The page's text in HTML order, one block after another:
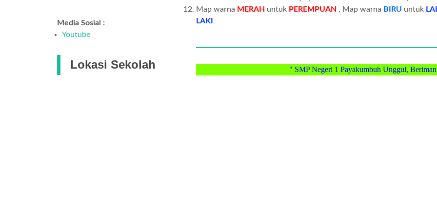
Media Sosial :
Youtube
Lokasi Sekolah
Map warna MERAH untuk PEREMPUAN , Map warna BIRU untuk
LAKI
" SMP Negeri 1 Payakumbuh Unggul, Beriman,